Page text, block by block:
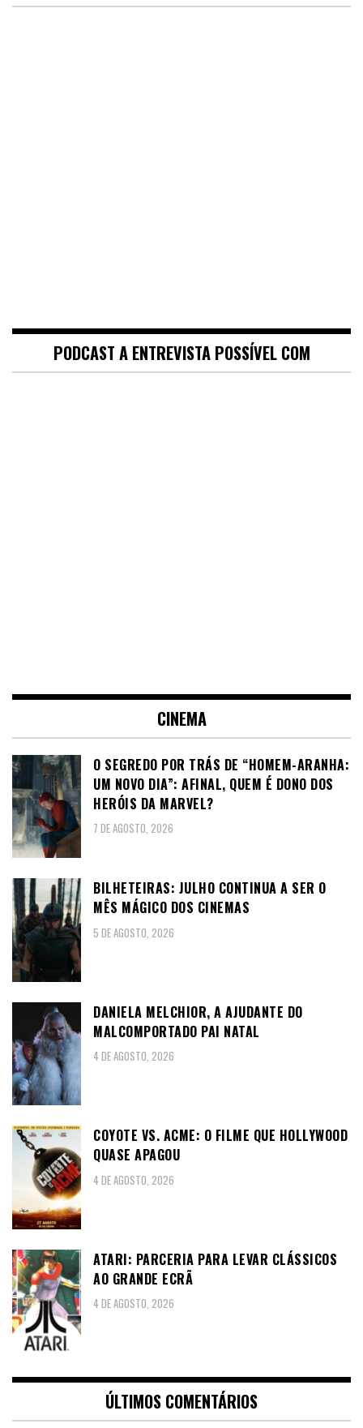
PODCAST A ENTREVISTA POSSÍVEL COM
CINEMA
O SEGREDO POR TRÁS DE “HOMEM-ARANHA:
UM NOVO DIA”: AFINAL, QUEM É DONO DOS
HERÓIS DA MARVEL?
7 DE AGOSTO, 2026
BILHETEIRAS: JULHO CONTINUA A SER O
MÊS MÁGICO DOS CINEMAS
5 DE AGOSTO, 2026
DANIELA MELCHIOR, A AJUDANTE DO
MALCOMPORTADO PAI NATAL
4 DE AGOSTO, 2026
COYOTE VS. ACME: O FILME QUE HOLLYWOOD
QUASE APAGOU
4 DE AGOSTO, 2026
ATARI: PARCERIA PARA LEVAR CLÁSSICOS
AO GRANDE ECRÃ
4 DE AGOSTO, 2026
ÚLTIMOS COMENTÁRIOS